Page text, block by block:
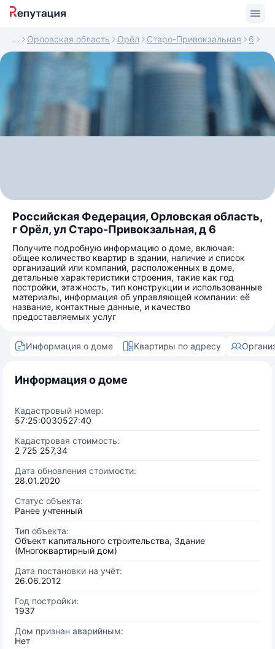
Орловская область Орёл Старо-Привокзальная 6
Российская Федерация, Орловская область,
г Орёл, ул Старо-Привокзальная, д 6
Получите подробную информацию о доме, включая:
общее количество квартир в здании, наличие и список
организаций или компаний, расположенных в доме,
детальные характеристики строения, такие как год
постройки, этажность, тип конструкции и использованные
материалы, информация об управляющей компании: её
название, контактные данные, и качество
предоставляемых услуг
Информация о доме Квартиры по адресу
Информация о доме
Кадастровый номер:
57:25:0030527:40
Кадастровая стоимость:
2 725 257,34
Дата обновления стоимости:
28.01.2020
Статус объекта:
Ранее учтенный
Тип объекта:
Объект капитального строительства, Здание
(Многоквартирный дом)
Дата постановки на учёт:
26.06.2012
Год постройки:
1937
Дом признан аварийным:
Нет